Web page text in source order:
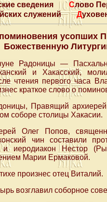
сведения
Слово
служений
усопших
Божественную
Радоницы —
и Хакасский,
чтения первого часа
краткое слово о
Правящий
соборе столицы Хакасии.
Олег Попов,
чин составили
иеродиакон Нестор
Марии Ермаковой.
произнес отец Виталий.
возглавил соборное